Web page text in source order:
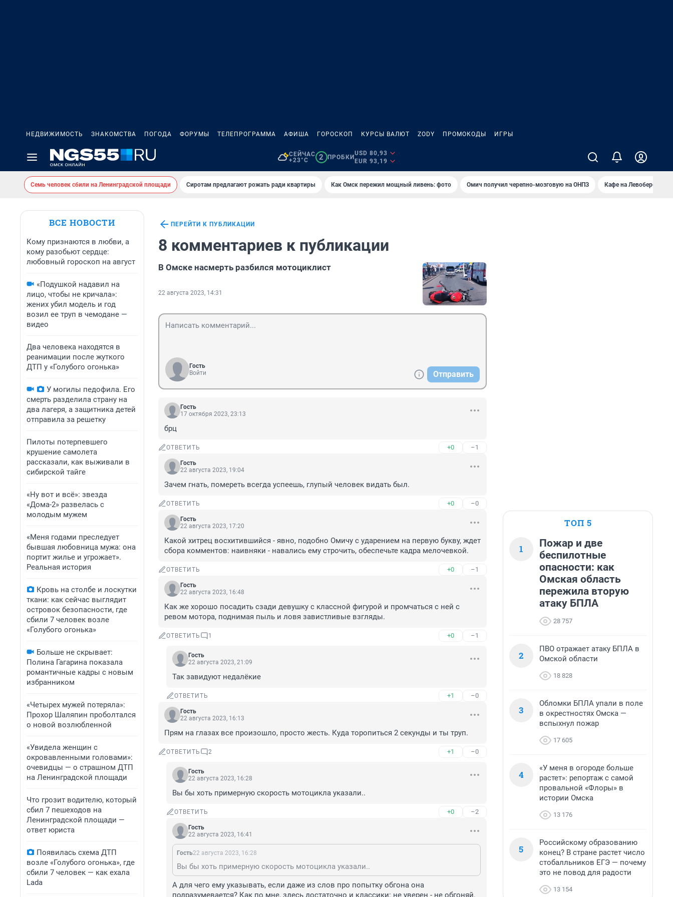
НЕДВИЖИМОСТЬ ЗНАКОМСТВА ПОГОДА ФОРУМЫ ТЕЛЕПРОГРАММА АФИША ГОРОСКОП КУРСЫ ВАЛЮТ ZODY ПРОМОКОДЫ ИГРЫ
СЕЙЧАС
+23°C
2 ПРОБКИ
USD 80,93
EUR 93,19
Семь человек сбили на Ленинградской площади Сиротам предлагают рожать ради квартиры Как Омск пережил мощный ливень: фото Омич получил черепно-мозговую на ОНПЗ Кафе на Левобережье
ВСЕ НОВОСТИ
Кому признаются в любви, а
кому разобьют сердце:
любовный гороскоп на август
«Подушкой надавил на
лицо, чтобы не кричала»:
жених убил модель и год
возил ее труп в чемодане —
видео
Два человека находятся в
реанимации после жуткого
ДТП у «Голубого огонька»
У могилы педофила. Его
смерть разделила страну на
два лагеря, а защитника детей
отправила за решетку
Пилоты потерпевшего
крушение самолета
рассказали, как выживали в
сибирской тайге
«Ну вот и всё»: звезда
«Дома-2» развелась с
молодым мужем
«Меня годами преследует
бывшая любовница мужа: она
портит жилье и угрожает».
Реальная история
Кровь на столбе и лоскутки
ткани: как сейчас выглядит
островок безопасности, где
сбили 7 человек возле
«Голубого огонька»
Больше не скрывает:
Полина Гагарина показала
романтичные кадры с новым
избранником
«Четырех мужей потеряла»:
Прохор Шаляпин проболтался
о новой возлюбленной
«Увидела женщин с
окровавленными головами»:
очевидцы — о страшном ДТП
на Ленинградской площади
Что грозит водителю, который
сбил 7 пешеходов на
Ленинградской площади —
ответ юриста
Появилась схема ДТП
возле «Голубого огонька», где
сбили 7 человек — как ехала
Lada
ПЕРЕЙТИ К ПУБЛИКАЦИИ
8 комментариев к публикации
В Омске насмерть разбился мотоциклист
22 августа 2023, 14:31
Гость
Войти
Отправить
Гость
17 октября 2023, 23:13
брц
ОТВЕТИТЬ +0 –1
Гость
22 августа 2023, 19:04
Зачем гнать, помереть всегда успеешь, глупый человек видать был.
ОТВЕТИТЬ +0 –0
Гость
22 августа 2023, 17:20
Какой хитрец восхитившийся - явно, подобно Омичу с ударением на первую букву, ждет
сбора комментов: наивняки - навались ему строчить, обеспечьте кадра мелочевкой.
ОТВЕТИТЬ +0 –1
Гость
22 августа 2023, 16:48
Как же хорошо посадить сзади девушку с классной фигурой и промчаться с ней с
ревом мотора, поднимая пыль и ловя завистливые взгляды.
ОТВЕТИТЬ 1 +0 –1
Гость
22 августа 2023, 21:09
Так завидуют недалёкие
ОТВЕТИТЬ +1 –0
Гость
22 августа 2023, 16:13
Прям на глазах все произошло, просто жесть. Куда торопиться 2 секунды и ты труп.
ОТВЕТИТЬ 2 +1 –0
Гость
22 августа 2023, 16:28
Вы бы хоть примерную скорость мотоцикла указали..
ОТВЕТИТЬ +0 –2
Гость
22 августа 2023, 16:41
Гость22 августа 2023, 16:28
Вы бы хоть примерную скорость мотоцикла указали..
А для чего ему указывать, если даже из слов про попытку обгона она
подразумевается? Как по мне, здесь достаточно и классики: не уверен - не обгоняй.
ТОП 5
1
Пожар и две
беспилотные
опасности: как
Омская область
пережила вторую
атаку БПЛА
28 757
2
ПВО отражает атаку БПЛА в
Омской области
18 828
3
Обломки БПЛА упали в поле
в окрестностях Омска —
вспыхнул пожар
17 605
4
«У меня в огороде больше
растет»: репортаж с самой
провальной «Флоры» в
истории Омска
13 176
5
Российскому образованию
конец? В стране растет число
стобалльников ЕГЭ — почему
это не повод для радости
13 154